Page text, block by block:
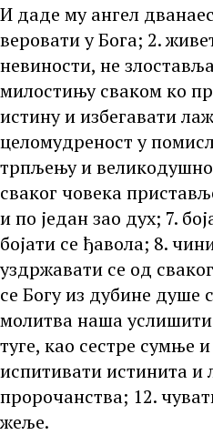
И даде му ангел
веровати у Бога; 2.
невиности, не
милостињу сваком ко
истину и избегавати
целомудреност у
трпљењу и
сваког човека
и по један зао дух; 7.
бојати се ђавола; 8.
уздржавати се од
се Богу из дубине душе
молитва наша
туге, као сестре сумње
испитивати истинита и
пророчанства; 12.
жеље.